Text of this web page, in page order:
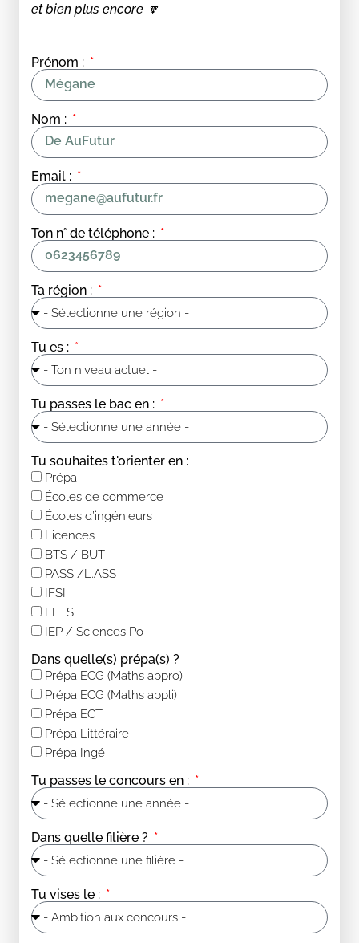
et bien plus encore 🔽
Prénom :
Nom :
Email :
Ton n° de téléphone :
Ta région :
Tu es :
Tu passes le bac en :
Tu souhaites t'orienter en :
Prépa
Écoles de commerce
Écoles d’ingénieurs
Licences
BTS / BUT
PASS /L.ASS
IFSI
EFTS
IEP / Sciences Po
Dans quelle(s) prépa(s) ?
Prépa ECG (Maths appro)
Prépa ECG (Maths appli)
Prépa ECT
Prépa Littéraire
Prépa Ingé
Tu passes le concours en :
Dans quelle filière ?
Tu vises le :